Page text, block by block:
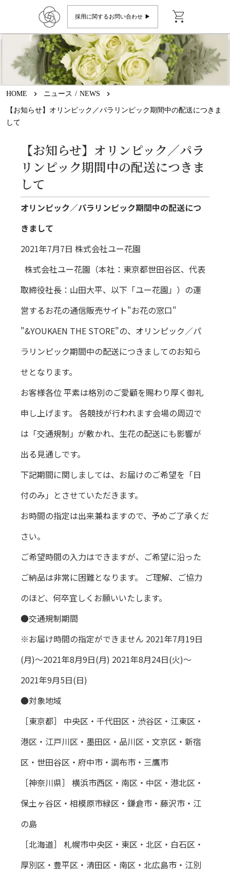
採用に関するお問い合わせ ▶︎ shopping_cart
HOME keyboard_arrow_right ニュース / NEWS keyboard_arrow_right
【お知らせ】オリンピック／パラリンピック期間中の配送につきま
して
【お知らせ】オリンピック／パラ
リンピック期間中の配送につきま
して
オリンピック／パラリンピック期間中の配送につ
きまして
2021年7月7日 株式会社ユー花園
株式会社ユー花園（本社：東京都世田谷区、代表
取締役社長：山田大平、以下「ユー花園」）の運
営するお花の通信販売サイト"お花の窓口"
"&YOUKAEN THE STORE"の、オリンピック／パ
ラリンピック期間中の配送につきましてのお知ら
せとなります。
お客様各位 平素は格別のご愛顧を賜わり厚く御礼
申し上げます。 各競技が行われます会場の周辺で
は「交通規制」が敷かれ、生花の配送にも影響が
出る見通しです。
下記期間に関しましては、お届けのご希望を「日
付のみ」とさせていただきます。
お時間の指定は出来兼ねますので、予めご了承くだ
さい。
ご希望時間の入力はできますが、ご希望に沿った
ご納品は非常に困難となります。 ご理解、ご協力
のほど、何卒宜しくお願いいたします。
●交通規制期間
※お届け時間の指定ができません 2021年7月19日
(月)～2021年8月9日(月) 2021年8月24日(火)～
2021年9月5日(日)
●対象地域
［東京都］ 中央区・千代田区・渋谷区・江東区・
港区・江戸川区・墨田区・品川区・文京区・新宿
区・世田谷区・府中市・調布市・三鷹市
［神奈川県］ 横浜市西区・南区・中区・港北区・
保土ヶ谷区・相模原市緑区・鎌倉市・藤沢市・江
の島
［北海道］ 札幌市中央区・東区・北区・白石区・
厚別区・豊平区・清田区・南区・北広島市・江別